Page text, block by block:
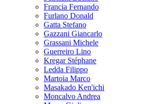
Francia Fernando
Furlano Donald
Gatta Stefano
Gazzani Giancarlo
Grassani Michele
Guerreiro Lino
Kregar Stéphane
Ledda Filippo
Martoia Marco
Masakado Ken'ichi
Moncalvo Andrea